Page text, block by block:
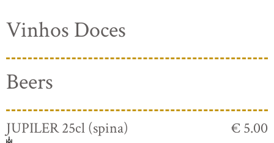
Vinhos Doces
Beers
JUPILER 25cl (spina) € 5.00